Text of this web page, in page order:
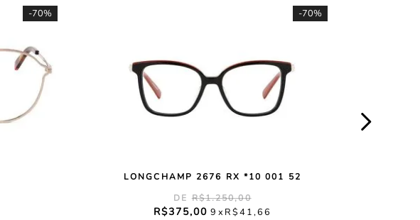
-70% -70%
LONGCHAMP 2676 RX *10 001 52
R$1.250,00
R$375,00 9 R$41,66